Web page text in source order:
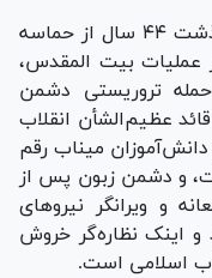
امروز نیز ملت مبعوث شده ایران با گذشت ۴۴ سال از حماسه
عملیات بیت المقدس،
تروریستی دشمن
عظیم‌الشأن انقلاب
میناب رقم
و دشمن زبون پس از
و ویرانگر نیروهای
اینک نظاره‌گر خروش
اسلامی است.